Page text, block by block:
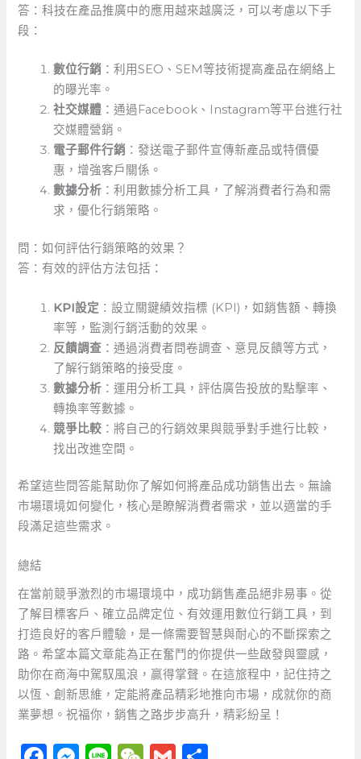
答：科技在產品推廣中的應用越來越廣泛，可以考慮以下手
段：
數位行銷 ：利用SEO、SEM等技術提高產品在網絡上
的曝光率。
社交媒體 ：通過Facebook、Instagram等平台進行社
交媒體營銷。
電子郵件行銷 ：發送電子郵件宣傳新產品或特價優
惠，增強客戶關係。
數據分析 ：利用數據分析工具，了解消費者行為和需
求，優化行銷策略。
問：如何評估行銷策略的效果？
答：有效的評估方法包括：
KPI設定 ：設立關鍵績效指標 (KPI)，如銷售額、轉換
率等，監測行銷活動的效果。
反饋調查 ：通過消費者問卷調查、意見反饋等方式，
了解行銷策略的接受度。
數據分析 ：運用分析工具，評估廣告投放的點擊率、
轉換率等數據。
競爭比較 ：將自己的行銷效果與競爭對手進行比較，
找出改進空間。
希望這些問答能幫助你了解如何將產品成功銷售出去。無論
市場環境如何變化，核心是瞭解消費者需求，並以適當的手
段滿足這些需求。
總結
在當前競爭激烈的市場環境中，成功銷售產品絕非易事。從
了解目標客戶、確立品牌定位、有效運用數位行銷工具，到
打造良好的客戶體驗，是一條需要智慧與耐心的不斷探索之
路。希望本篇文章能為正在奮鬥的你提供一些啟發與靈感，
助你在商海中駕馭風浪，贏得掌聲。在這旅程中，記住持之
以恆、創新思維，定能將產品精彩地推向市場，成就你的商
業夢想。祝福你，銷售之路步步高升，精彩紛呈！